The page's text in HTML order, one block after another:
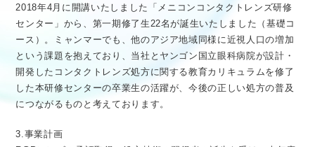
2018年4月に開講いたしました「メニコンコンタクトレンズ研修
センター」から、第一期修了生22名が誕生いたしました（基礎コ
ース）。ミャンマーでも、他のアジア地域同様に近視人口の増加
という課題を抱えており、当社とヤンゴン国立眼科病院が設計・
開発したコンタクトレンズ処方に関する教育カリキュラムを修了
した本研修センターの卒業生の活躍が、今後の正しい処方の普及
につながるものと考えております。
3.事業計画